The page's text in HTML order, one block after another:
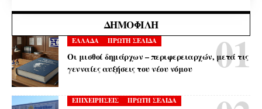
ΔΗΜΟΦΙΛΉ
ΕΛΛΑΔΑ ΠΡΩΤΗ ΣΕΛΙΔΑ
Οι μισθοί δημάρχων – περιφερειαρχών, μετά τις
γενναίες αυξήσεις του νέου νόμου
ΕΠΙΧΕΙΡΗΣΕΙΣ ΠΡΩΤΗ ΣΕΛΙΔΑ